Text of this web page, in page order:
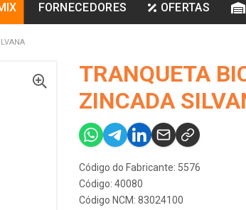
FORNECEDORES OFERTAS
TRANQUETA
ZINCADA
Código do Fabricante: 5576
Código: 40080
Código NCM: 83024100